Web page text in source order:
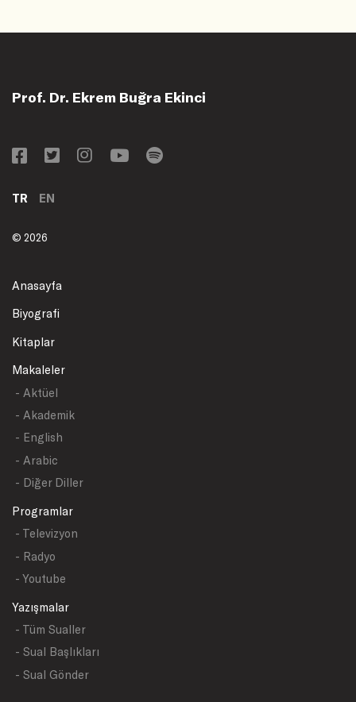
Prof. Dr. Ekrem Buğra Ekinci
TR EN
© 2026
Anasayfa
Biyografi
Kitaplar
Makaleler
- Aktüel
- Akademik
- English
- Arabic
- Diğer Diller
Programlar
- Televizyon
- Radyo
- Youtube
Yazışmalar
- Tüm Sualler
- Sual Başlıkları
- Sual Gönder